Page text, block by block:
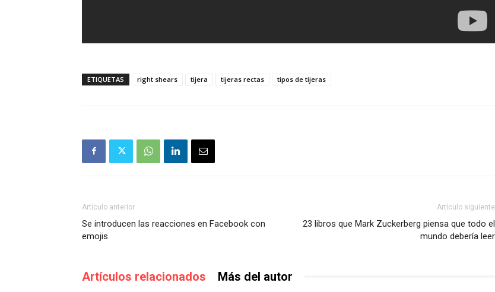
ETIQUETAS right shears tijera tijeras rectas tipos de tijeras
Artículo anterior
Se introducen las reacciones en Facebook con
emojis
Artículo siguiente
23 libros que Mark Zuckerberg piensa que todo el
mundo debería leer
Artículos relacionados Más del autor